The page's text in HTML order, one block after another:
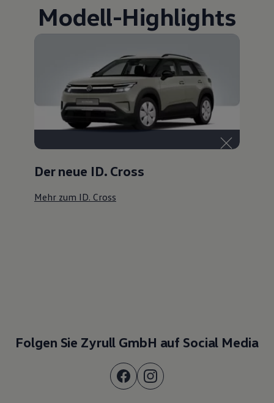
Modell-Highlights
Der neue ID. Cross
Mehr zum ID. Cross
Folgen Sie Zyrull GmbH auf Social Media